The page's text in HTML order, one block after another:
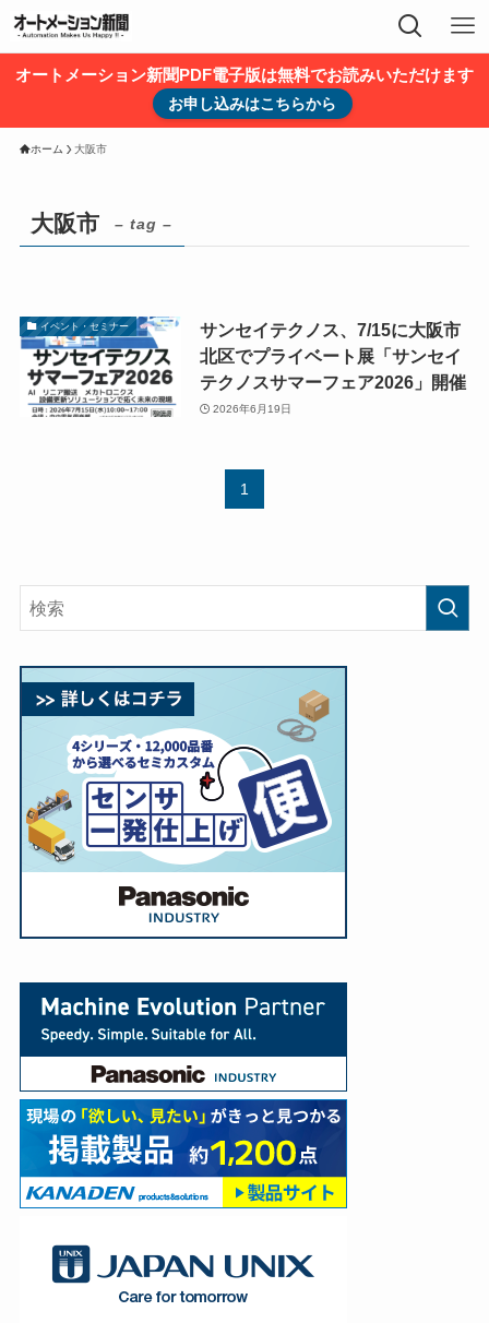
オートメーション新聞PDF電子版は無料でお読みいただけます
お申し込みはこちらから
ホーム 大阪市
大阪市 – tag –
イベント・セミナー
サンセイテクノス、7/15に大阪市
北区でプライベート展「サンセイ
テクノスサマーフェア2026」開催
2026年6月19日
1